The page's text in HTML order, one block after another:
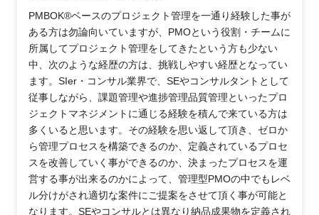
PMBOK®ベースのプロジェクト管理を一通り経験した事が
ある方は勿論向いていますが、PMOという役割・チームに
所属してプロジェクト管理をしてきたという方も少ない
中、次のような経歴の方は、挑戦しやすい経歴となってい
ます。SIer・コンサル業界で、SEやコンサルタントとして
従事しながら、課題管理や進捗管理品質管理といったプロ
ジェクトマネジメントに通じる経験を積んで来ている方は
多くいると思います。その経験を思い返して頂き、ゼロか
ら管理プロセスを構築できるのか、定義されているプロセ
スを改善していく事ができるのか、決まったプロセスを運
営する事が出来るのかによって、管理型PMOの中でもレベ
ル分けがされ適切な案件にご提案をさせて頂く事が可能と
なります。SEやコンサルとは異なり納品成果物を定義され